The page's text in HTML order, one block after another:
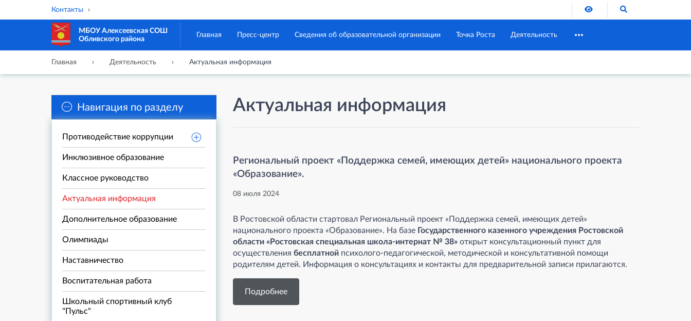
Контакты Версия для слабовидящих
МБОУ Алексеевская СОШ
Обливского района
Главная Пресс-центр Сведения об образовательной организации Точка Роста Деятельность
Главная Деятельность Актуальная информация
Навигация по разделу
Противодействие коррупции
Инклюзивное образование
Классное руководство
Актуальная информация
Дополнительное образование
Олимпиады
Наставничество
Воспитательная работа
Школьный спортивный клуб
"Пульс"
Актуальная информация
Региональный проект «Поддержка семей, имеющих детей» национального проекта
«Образование».
08 июля 2024
В Ростовской области стартовал Региональный проект «Поддержка семей, имеющих детей»
национального проекта «Образование». На базе Государственного казенного учреждения Ростовской
области «Ростовская специальная школа-интернат № 38» открыт консультационный пункт для
осуществления бесплатнойпсихолого-педагогической, методической и консультативной помощи
родителям детей. Информация о консультациях и контакты для предварительной записи прилагаются.
Подробнее